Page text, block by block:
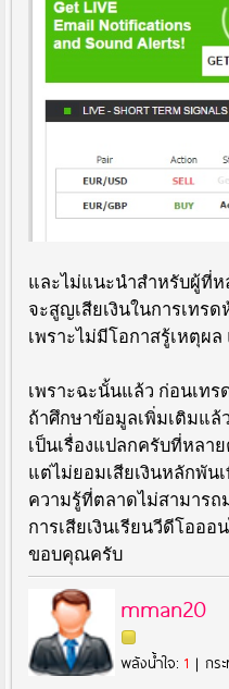
และไม่แนะนำสำหรับผู้ที่ห
จะสูญเสียเงินในการเทร
เพราะไม่มีโอกาสรู้เหตุผ
เพราะฉะนั้นแล้ว ก่อนเท
ถ้าศึกษาข้อมูลเพิ่มเติมแล้
เป็นเรื่องแปลกครับที่หลา
แต่ไม่ยอมเสียเงินหลักพัน
ความรู้ที่ตลาดไม่สามาร
การเสียเงินเรียนวีดีโออ
ขอบคุณครับ
mman20
พลังน้ำใจ: 1 | กระ